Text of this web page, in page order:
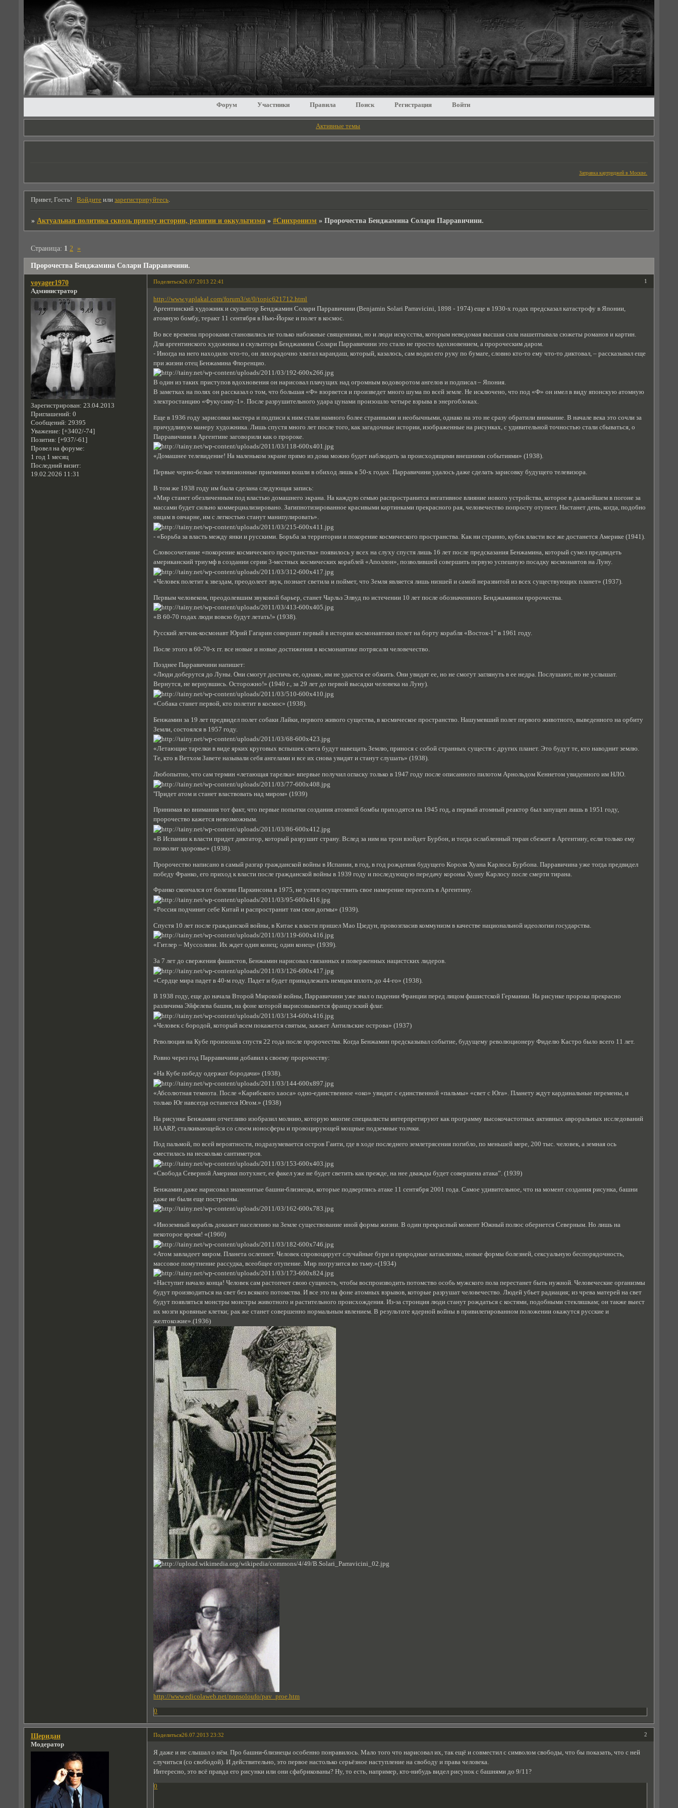
Форум Участники Правила Поиск Регистрация Войти
Активные темы
Заправка картриджей в Москве.
Привет, Гость! Войдите илизарегистрируйтесь.
» Актуальная политика сквозь призму истории, религии и оккультизма »#Синхронизм »Пророчества Бенджаминa Солари Парравичини.
Пророчества Бенджаминa Солари Парравичини.
Страница: 1 2 »
Поделиться 1
26.07.2013 22:41
voyager1970
Администратор
Зарегистрирован: 23.04.2013
Приглашений: 0
Сообщений: 29395
Уважение: [+3402/-74]
Позитив: [+937/-61]
Провел на форуме:
1 год 1 месяц
Последний визит:
19.02.2026 11:31
http://www.yaplakal.com/forum3/st/0/topic621712.html
Аргентинский художник и скульптор Бенджамин Солари Парравичини (Benjamin Solari Parravicini, 1898 - 1974) еще в 1930-х годах предсказал катастрофу в Японии,
атомную бомбу, теракт 11 сентября в Нью-Йорке и полет в космос.
Во все времена пророками становились не только набожные священники, но и люди искусства, которым неведомая высшая сила нашептывала сюжеты романов и картин.
Для аргентинского художника и скульптора Бенджамина Солари Парравичини это стало не просто вдохновением, а пророческим даром.
- Иногда на него находило что-то, он лихорадочно хватал карандаш, который, казалось, сам водил его руку по бумаге, словно кто-то ему что-то диктовал, – рассказывал еще
при жизни отец Бенжамина Флоренцио.
В один из таких приступов вдохновения он нарисовал плачущих над огромным водоворотом ангелов и подписал – Япония.
В заметках на полях он рассказал о том, что большая «Ф» взорвется и произведет много шума по всей земле. Не исключено, что под «Ф» он имел в виду японскую атомную
электростанцию «Фукусиму-1». После разрушительного удара цунами произошло четыре взрыва в энергоблоках.
Еще в 1936 году зарисовки мастера и подписи к ним стали намного более странными и необычными, однако на это не сразу обратили внимание. В начале века это сочли за
причудливую манеру художника. Лишь спустя много лет после того, как загадочные истории, изображенные на рисунках, с удивительной точностью стали сбываться, о
Парравичини в Аргентине заговорили как о пророке.
«Домашнее телевидение! На маленьком экране прямо из дома можно будет наблюдать за происходящими внешними событиями» (1938).
Первые черно-белые телевизионные приемники вошли в обиход лишь в 50-х годах. Парравичини удалось даже сделать зарисовку будущего телевизора.
В том же 1938 году им была сделана следующая запись:
«Мир станет обезличенным под властью домашнего экрана. На каждую семью распространится негативное влияние нового устройства, которое в дальнейшем в погоне за
массами будет сильно коммерциализировано. Загипнотизированное красивыми картинками прекрасного рая, человечество попросту отупеет. Настанет день, когда, подобно
овцам в овчарне, им с легкостью станут манипулировать».
- «Борьба за власть между янки и русскими. Борьба за территории и покорение космического пространства. Как ни странно, кубок власти все же достанется Америке (1941).
Словосочетание «покорение космического пространства» появилось у всех на слуху спустя лишь 16 лет после предсказания Бенжамина, который сумел предвидеть
американский триумф в создании серии 3-местных космических кораблей «Аполлон», позволившей совершить первую успешную посадку космонавтов на Луну.
«Человек полетит к звездам, преодолеет звук, познает светила и поймет, что Земля является лишь низшей и самой неразвитой из всех существующих планет» (1937).
Первым человеком, преодолевшим звуковой барьер, станет Чарльз Элвуд по истечении 10 лет после обозначенного Бенджамином пророчества.
«В 60-70 годах люди вовсю будут летать!» (1938).
Русский летчик-космонавт Юрий Гагарин совершит первый в истории космонавтики полет на борту корабля «Восток-1″ в 1961 году.
После этого в 60-70-х гг. все новые и новые достижения в космонавтике потрясали человечество.
Позднее Парравичини напишет:
«Люди доберутся до Луны. Они смогут достичь ее, однако, им не удастся ее обжить. Они увидят ее, но не смогут заглянуть в ее недра. Послушают, но не услышат.
Вернутся, не вернувшись. Осторожно!» (1940 г., за 29 лет до первой высадки человека на Луну).
«Собака станет первой, кто полетит в космос» (1938).
Бенжамин за 19 лет предвидел полет собаки Лайки, первого живого существа, в космическое пространство. Нашумевший полет первого животного, выведенного на орбиту
Земли, состоялся в 1957 году.
«Летающие тарелки в виде ярких круговых вспышек света будут навещать Землю, принося с собой странных существ с других планет. Это будут те, кто наводнит землю.
Те, кто в Ветхом Завете называли себя ангелами и все их снова увидят и станут слушать» (1938).
Любопытно, что сам термин «летающая тарелка» впервые получил огласку только в 1947 году после описанного пилотом Арнольдом Кеннетом увиденного им НЛО.
''Придет атом и станет властвовать над миром» (1939)
Принимая во внимания тот факт, что первые попытки создания атомной бомбы приходятся на 1945 год, а первый атомный реактор был запущен лишь в 1951 году,
пророчество кажется невозможным.
«В Испании к власти придет диктатор, который разрушит страну. Вслед за ним на трон взойдет Бурбон, и тогда ослабленный тиран сбежит в Аргентину, если только ему
позволит здоровье» (1938).
Пророчество написано в самый разгар гражданской войны в Испании, в год, в год рождения будущего Короля Хуана Карлоса Бурбона. Парравичина уже тогда предвидел
победу Франко, его приход к власти после гражданской войны в 1939 году и последующую передачу короны Хуану Карлосу после смерти тирана.
Франко скончался от болезни Паркинсона в 1975, не успев осуществить свое намерение переехать в Аргентину.
«Россия подчинит себе Китай и распространит там свои догмы» (1939).
Спустя 10 лет после гражданской войны, в Китае к власти пришел Мао Цзедун, провозгласив коммунизм в качестве национальной идеологии государства.
«Гитлер – Муссолини. Их ждет один конец; один конец» (1939).
За 7 лет до свержения фашистов, Бенжамин нарисовал связанных и поверженных нацистских лидеров.
«Сердце мира падет в 40-м году. Падет и будет принадлежать немцам вплоть до 44-го» (1938).
В 1938 году, еще до начала Второй Мировой войны, Парравичини уже знал о падении Франции перед лицом фашистской Германии. На рисунке пророка прекрасно
различима Эйфелева башня, на фоне которой вырисовывается французский флаг.
«Человек с бородой, который всем покажется святым, зажжет Антильские острова» (1937)
Революция на Кубе произошла спустя 22 года после пророчества. Когда Бенжамин предсказывал событие, будущему революционеру Фиделю Кастро было всего 11 лет.
Ровно через год Парравичини добавил к своему пророчеству:
«На Кубе победу одержат бородачи» (1938).
«Абсолютная темнота. После «Карибского хаоса» одно-единственное «око» увидит с единственной «пальмы» «свет с Юга». Планету ждут кардинальные перемены, и
только Юг навсегда останется Югом.» (1938)
На рисунке Бенжамин отчетливо изобразил молнию, которую многие специалисты интерпретируют как программу высокочастотных активных авроральных исследований
HAARP, сталкивающейся со слоем ионосферы и провоцирующей мощные подземные толчки.
Под пальмой, по всей вероятности, подразумевается остров Гаити, где в ходе последнего землетрясения погибло, по меньшей мере, 200 тыс. человек, а земная ось
сместилась на несколько сантиметров.
«Свобода Северной Америки потухнет, ее факел уже не будет светить как прежде, на нее дважды будет совершена атака”. (1939)
Бенжамин даже нарисовал знаменитые башни-близнецы, которые подверглись атаке 11 сентября 2001 года. Самое удивительное, что на момент создания рисунка, башни
даже не были еще построены.
«Иноземный корабль докажет населению на Земле существование иной формы жизни. В один прекрасный момент Южный полюс обернется Северным. Но лишь на
некоторое время! «(1960)
«Атом завладеет миром. Планета ослепнет. Человек спровоцирует случайные бури и природные катаклизмы, новые формы болезней, сексуальную беспорядочность,
массовое помутнение рассудка, всеобщее отупение. Мир погрузится во тьму.»(1934)
«Наступит начало конца! Человек сам растопчет свою сущность, чтобы воспроизводить потомство особь мужского пола перестанет быть нужной. Человеческие организмы
будут производиться на свет без всякого потомства. И все это на фоне атомных взрывов, которые разрушат человечество. Людей убьет радиация; из чрева матерей на свет
будут появляться монстры монстры животного и растительного происхождения. Из-за стронция люди станут рождаться с костями, подобными стекляшкам; он также выест
их мозги кровяные клетки; рак же станет совершенно нормальным явлением. В результате ядерной войны в привилегированном положении окажутся русские и
желтокожие».(1936)
http://www.edicolaweb.net/nonsoloufo/pav_proe.htm
0
Поделиться 2
26.07.2013 23:32
Шеридан
Модератор
Я даже и не слышал о нём. Про башни-близнецы особенно понравилось. Мало того что нарисовал их, так ещё и совместил с символом свободы, что бы показать, что с ней
случиться (со свободой). И действительно, это первое настолько серьёзное наступление на свободу и права человека.
Интересно, это всё правда его рисунки или они сфабрикованы? Ну, то есть, например, кто-нибудь видел рисунок с башнями до 9/11?
0